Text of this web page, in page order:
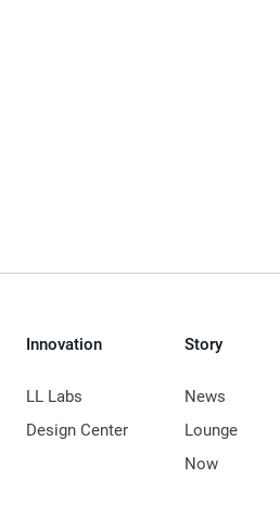
Innovation
LL Labs
Design Center
Story
News
Lounge
Now